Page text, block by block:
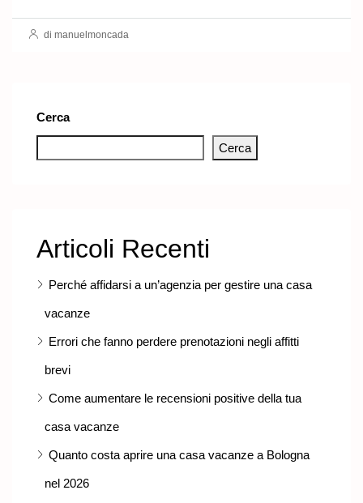
di manuelmoncada
Cerca
Cerca
Articoli Recenti
Perché affidarsi a un’agenzia per gestire una casa
vacanze
Errori che fanno perdere prenotazioni negli affitti
brevi
Come aumentare le recensioni positive della tua
casa vacanze
Quanto costa aprire una casa vacanze a Bologna
nel 2026